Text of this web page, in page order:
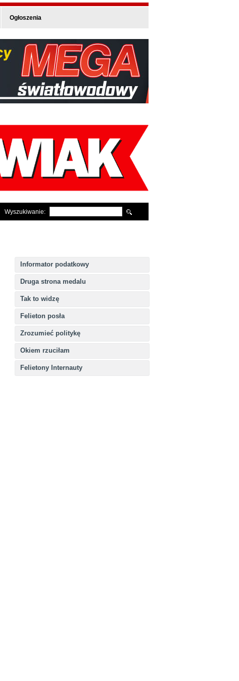
Ogłoszenia
Wyszukiwanie:
Informator podatkowy
Druga strona medalu
Tak to widzę
Felieton posła
Zrozumieć politykę
Okiem rzuciłam
Felietony Internauty